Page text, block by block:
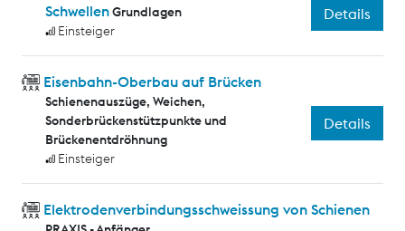
SchwellenGrundlagen
Einsteiger
Details
Eisenbahn-Oberbau auf Brücken
Schienenauszüge, Weichen,
Sonderbrückenstützpunkte und
Brückenentdröhnung
Einsteiger
Details
Elektrodenverbindungsschweissung von Schienen